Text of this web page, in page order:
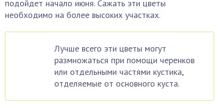
подойдет начало июня. Сажать эти цветы
необходимо на более высоких участках.
Лучше всего эти цветы могут
размножаться при помощи черенков
или отдельными частями кустика,
отделяемые от основного куста.